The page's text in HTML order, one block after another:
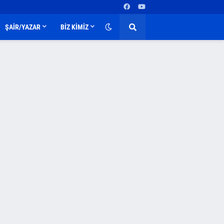
ŞAİR/YAZAR BİZ KİMİZ